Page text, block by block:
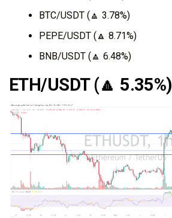
BTC/USDT (🔼 3.78%)
PEPE/USDT (🔼 8.71%)
BNB/USDT (🔼 6.48%)
ETH/USDT (🔼 5.35%)